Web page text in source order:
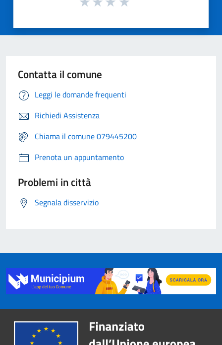
Contatta il comune
Leggi le domande frequenti
Richiedi Assistenza
Chiama il comune 079445200
Prenota un appuntamento
Problemi in città
Segnala disservizio